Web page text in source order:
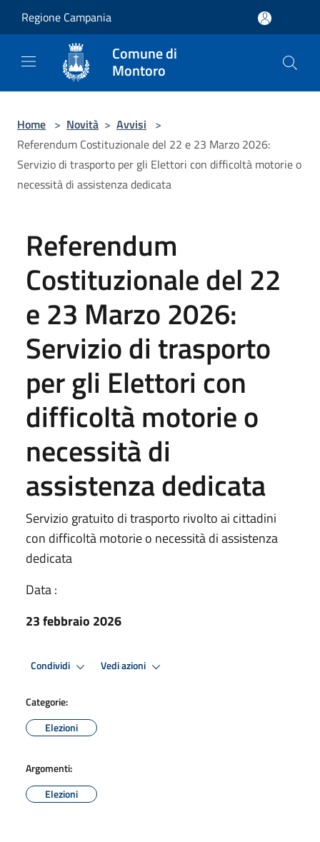
Regione Campania
Comune di
Montoro
Home > Novità > Avvisi >
Referendum Costituzionale del 22 e 23 Marzo 2026:
Servizio di trasporto per gli Elettori con difficoltà motorie o
necessità di assistenza dedicata
Referendum
Costituzionale del 22
e 23 Marzo 2026:
Servizio di trasporto
per gli Elettori con
difficoltà motorie o
necessità di
assistenza dedicata
Servizio gratuito di trasporto rivolto ai cittadini
con difficoltà motorie o necessità di assistenza
dedicata
Data :
23 febbraio 2026
Condividi Vedi azioni
Categorie:
Elezioni
Argomenti:
Elezioni